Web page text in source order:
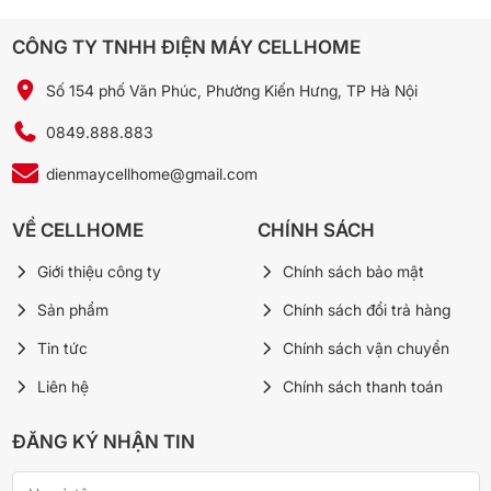
x sâu x cao)
Công suất
660W (làm nóng 550W, làm lạnh
110W)
Hiệu suất làm đá 6kg/24h, 8 viên/8 phút (6-7g/viên)
Phương pháp làm
Máy nén
nước nóng
Vật liệu khoang
CÔNG TY TNHH ĐIỆN MÁY CELLHOME
Số 154 phố Văn Phúc, Phường Kiến Hưng, TP Hà Nội
0849.888.883
dienmaycellhome@gmail.com
VỀ CELLHOME
Giới thiệu công ty
Sản phẩm
Tin tức
Liên hệ
CHÍNH SÁCH
Chính sách bảo mật
Chính sách đổi trả hàng
Chính sách vận chuyển
Chính sách thanh toán
ĐĂNG KÝ NHẬN TIN